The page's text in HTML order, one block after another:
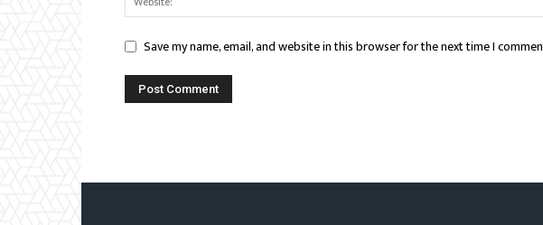
Save my name, email, and website in this browser for the next time I